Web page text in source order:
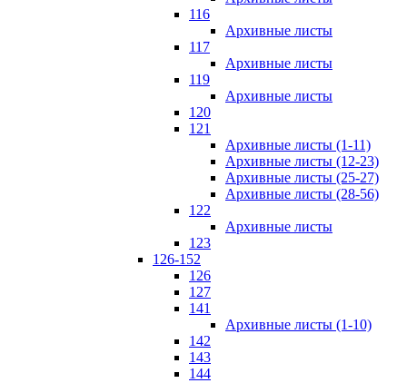
116
Архивные листы
117
Архивные листы
119
Архивные листы
120
121
Архивные листы (1-11)
Архивные листы (12-23)
Архивные листы (25-27)
Архивные листы (28-56)
122
Архивные листы
123
126-152
126
127
141
Архивные листы (1-10)
142
143
144